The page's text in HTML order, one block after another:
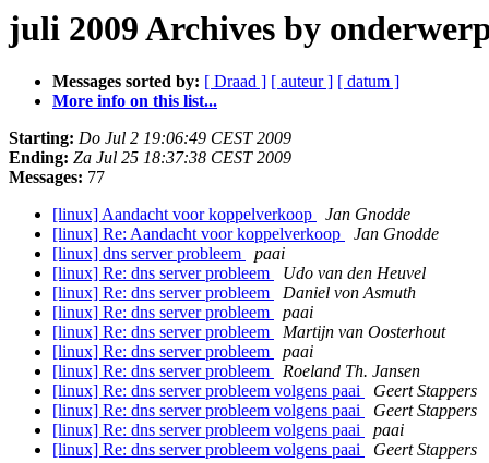
juli 2009 Archives by
Messages sorted by: [ Draad ] [ auteur ] [ datum ]
More info on this list...
Starting: Do Jul 2 19:06:49 CEST 2009
Ending: Za Jul 25 18:37:38 CEST 2009
Messages: 77
[linux] Aandacht voor koppelverkoop
Jan Gnodde
[linux] Re: Aandacht voor koppelverkoop
Jan Gnodde
[linux] dns server probleem
paai
[linux] Re: dns server probleem
Udo van den Heuvel
[linux] Re: dns server probleem
Daniel von Asmuth
[linux] Re: dns server probleem
paai
[linux] Re: dns server probleem
Martijn van Oosterhout
[linux] Re: dns server probleem
paai
[linux] Re: dns server probleem
Roeland Th. Jansen
[linux] Re: dns server probleem volgens paai
Geert Stappers
[linux] Re: dns server probleem volgens paai
Geert Stappers
[linux] Re: dns server probleem volgens paai
paai
[linux] Re: dns server probleem volgens paai
Geert Stappers